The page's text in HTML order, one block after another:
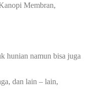
Membran,
hunian namun bisa juga
dan lain – lain,